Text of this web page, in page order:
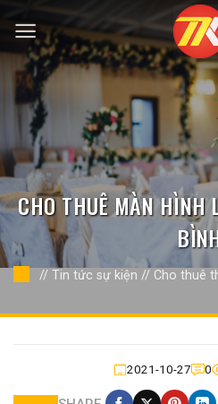
qua
nội
dung
CHO THUÊ MÀN HÌNH
// Tin tức sự kiện // Cho thuê
2021-10-27 0